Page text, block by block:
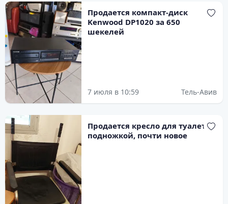
Продается компакт-диск
Kenwood DP1020 за 650
шекелей
7 июля в 10:59 Тель-Авив
Продается кресло для туалета с
подножкой, почти новое